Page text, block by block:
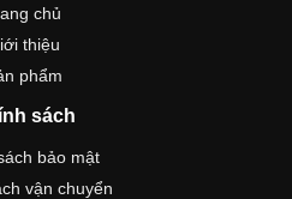
chủ
thiệu
phẩm
sách
bảo mật
vận chuyển